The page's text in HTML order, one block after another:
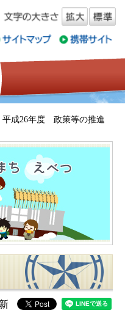
平成26年度 政策等の推進